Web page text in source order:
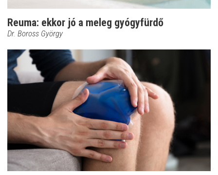
Reuma: ekkor jó a meleg gyógyfürdő
Dr. Boross György